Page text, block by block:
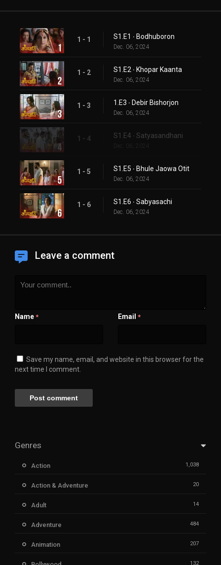
1 - 1 S1.E1 ∙ Bodhuboron
Dec. 06, 2024
1 - 2 S1.E2 ∙ Khopar Kaanta
Dec. 06, 2024
1 - 3 1.E3 ∙ Debir Bishorjon
Dec. 06, 2024
1 - 4 S1.E4 ∙ Satyasandhani
Dec. 06, 2024
1 - 5 S1.E5 ∙ Bhule Jaowa Otit
Dec. 06, 2024
1 - 6 S1.E6 ∙ Sabyasachi
Dec. 06, 2024
Leave a comment
Name * Email *
Save my name, email, and website in this browser for the
next time I comment.
Genres
Action 1,038
Action & Adventure 20
Adult 14
Adventure 484
Animation 207
132